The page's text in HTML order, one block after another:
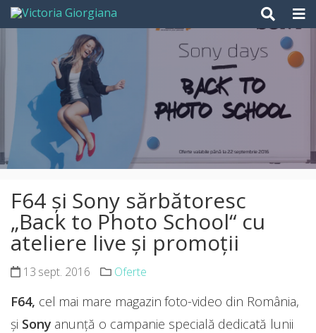
Skip
F64 și Sony sărbătoresc
„Back to Photo School“ cu
ateliere live și promoții
13 sept. 2016 Oferte
F64, cel mai mare magazin foto-video din România,
și Sony anunță o campanie specială dedicată lunii